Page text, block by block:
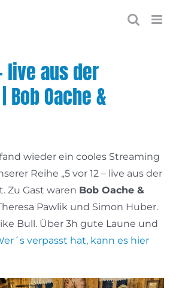
live aus der
Bob Oache &
wieder ein cooles Streaming
Reihe „5 vor 12 – live aus der
Zu Gast waren Bob Oache &
Pawlik und Simon Huber.
Bull. Über 3h gute Laune und
verpasst hat, kann es hier